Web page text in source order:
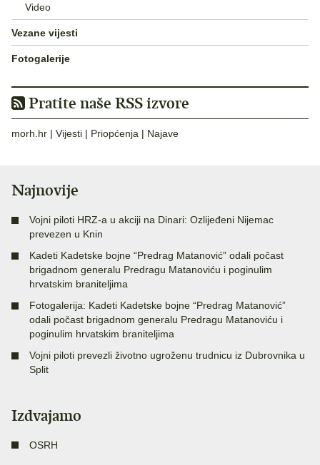
Video
Vezane vijesti
Fotogalerije
Pratite naše RSS izvore
morh.hr | Vijesti | Priopćenja | Najave
Najnovije
Vojni piloti HRZ-a u akciji na Dinari: Ozlijeđeni Nijemac
prevezen u Knin
Kadeti Kadetske bojne “Predrag Matanović” odali počast
brigadnom generalu Predragu Matanoviću i poginulim
hrvatskim braniteljima
Fotogalerija: Kadeti Kadetske bojne “Predrag Matanović”
odali počast brigadnom generalu Predragu Matanoviću i
poginulim hrvatskim braniteljima
Vojni piloti prevezli životno ugroženu trudnicu iz Dubrovnika u
Split
Izdvajamo
OSRH